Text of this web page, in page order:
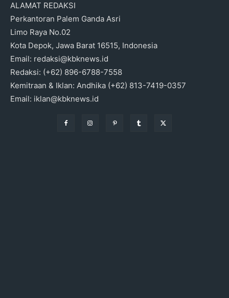
ALAMAT REDAKSI
Perkantoran Palem Ganda Asri
Limo Raya No.02
Kota Depok, Jawa Barat 16515, Indonesia
Email: redaksi@kbknews.id
Redaksi: (+62) 896-6788-7558
Kemitraan & Iklan: Andhika (+62) 813-7419-0357
Email: iklan@kbknews.id